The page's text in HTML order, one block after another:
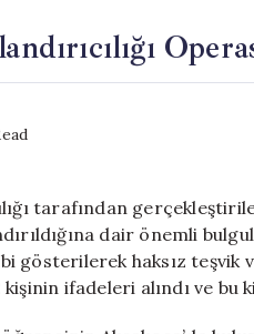
tarafından
dair önemli
gösterilerek haksız teşvik
ifadeleri alındı ve